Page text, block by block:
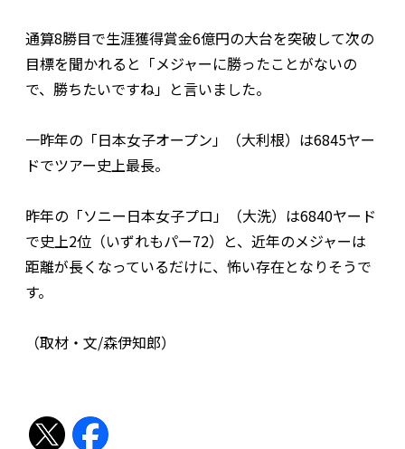
通算8勝目で生涯獲得賞金6億円の大台を突破して次の
目標を聞かれると「メジャーに勝ったことがないの
で、勝ちたいですね」と言いました。
一昨年の「日本女子オープン」（大利根）は6845ヤー
ドでツアー史上最長。
昨年の「ソニー日本女子プロ」（大洗）は6840ヤード
で史上2位（いずれもパー72）と、近年のメジャーは
距離が長くなっているだけに、怖い存在となりそうで
す。
（取材・文/森伊知郎）